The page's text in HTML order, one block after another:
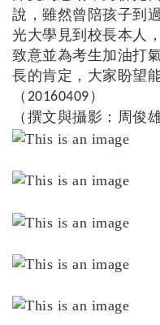
說，雖然曾陪孩子到
光大學見到校長本人
致意並為考生加油打
長的肯定，大家盼望
（ 20160409 ）
（撰文與攝影：周俊雄